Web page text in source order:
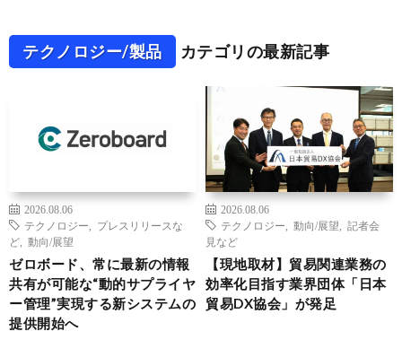
テクノロジー/製品 カテゴリの最新記事
2026.08.06
テクノロジー
プレスリリースな
ど
動向/展望
ゼロボード、常に最新の情報
共有が可能な“動的サプライヤ
ー管理”実現する新システムの
提供開始へ
2026.08.06
テクノロジー
動向/展望
記者会
見など
【現地取材】貿易関連業務の
効率化目指す業界団体「日本
貿易DX協会」が発足